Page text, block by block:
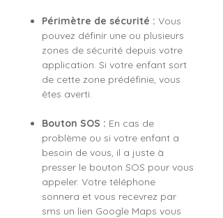
Périmètre de sécurité : Vous
pouvez définir une ou plusieurs
zones de sécurité depuis votre
application. Si votre enfant sort
de cette zone prédéfinie, vous
êtes averti.
Bouton SOS : En cas de
problème ou si votre enfant a
besoin de vous, il a juste à
presser le bouton SOS pour vous
appeler. Votre téléphone
sonnera et vous recevrez par
sms un lien Google Maps vous